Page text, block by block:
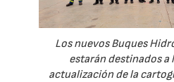
Los nuevos Buques
estarán destinados a
actualización de la